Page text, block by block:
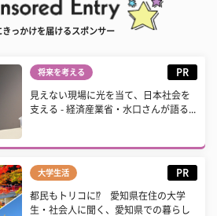
きっかけを届けるスポンサー
将来を考える PR
見えない現場に光を当て、日本社会を
支える - 経済産業省・水口さんが語る...
大学生活 PR
都民もトリコに⁉ 愛知県在住の大学
生・社会人に聞く、愛知県での暮らし